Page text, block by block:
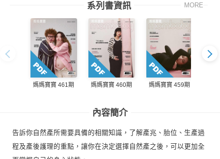
系列書資訊 MORE
媽媽寶寶 461期 媽媽寶寶 460期 媽媽寶寶 459期
內容簡介
告訴你自然產所需要具備的相關知識，了解產兆、胎位、生產過
程及產後護理的重點，讓你在決定選擇自然產之後，可以更加全